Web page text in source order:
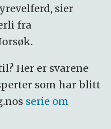
sier
fra
Her er svarene
som har blitt
serie om